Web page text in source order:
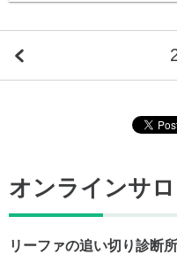
オンラインサ
リーファの追い切り診断所